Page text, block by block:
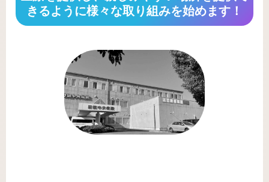
きるように様々な取り組みを始めます！